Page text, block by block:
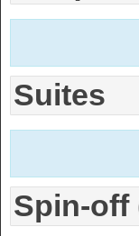
Suites
Spin-off